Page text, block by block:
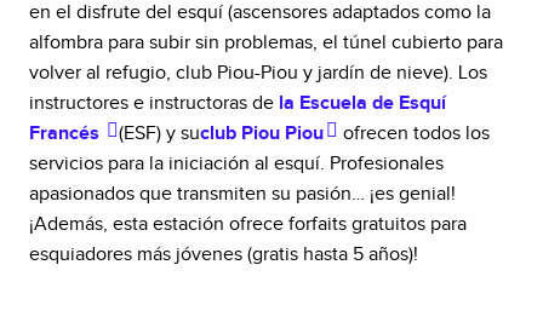
en el disfrute del esquí (ascensores adaptados como la
alfombra para subir sin problemas, el túnel cubierto para
volver al refugio, club Piou-Piou y jardín de nieve). Los
instructores e instructoras de la Escuela de Esquí
Francés
(ESF) y suclub Piou Piou
ofrecen todos los
servicios para la iniciación al esquí. Profesionales
apasionados que transmiten su pasión… ¡es genial!
¡Además, esta estación ofrece forfaits gratuitos para
esquiadores más jóvenes (gratis hasta 5 años)!